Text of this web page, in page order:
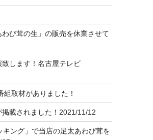
び茸の生」の販売を休業させて
します！名古屋テレビ
取材がありました！
載されました！2021/11/12
ング」で当店の足太あわび茸を